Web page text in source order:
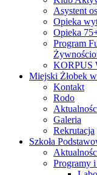
Asystent
Opieka
Opieka
Program
KORPUS
Miejski Żłobek
Kontakt
Rodo
Galeria
Rekrutacja
Szkoła
Programy